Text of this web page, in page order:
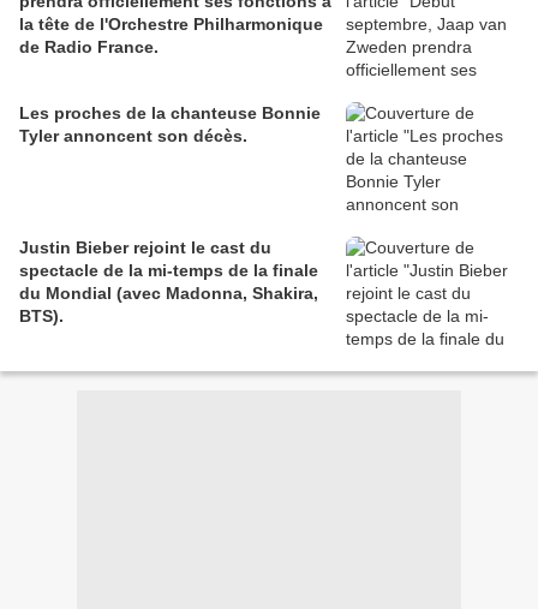
la tête de l'Orchestre Philharmonique
de Radio France.
Les proches de la chanteuse Bonnie
Tyler annoncent son décès.
Justin Bieber rejoint le cast du
spectacle de la mi-temps de la finale
du Mondial (avec Madonna, Shakira,
BTS).